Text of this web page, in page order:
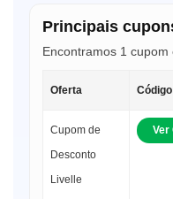
Principais
Encontramos 1 cupom
Oferta
Cupom de
Desconto
Livelle
Ver